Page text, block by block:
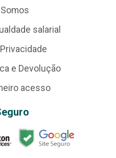
salarial
e Devolução
acesso